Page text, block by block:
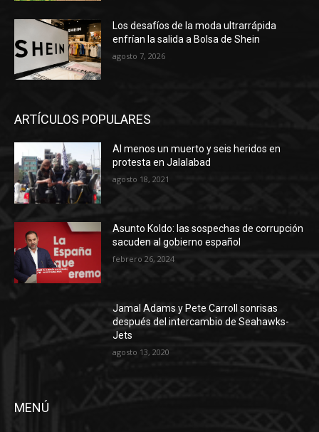
Los desafíos de la moda ultrarrápida
enfrían la salida a Bolsa de Shein
agosto 7, 2026
ARTÍCULOS POPULARES
Al menos un muerto y seis heridos en
protesta en Jalalabad
agosto 18, 2021
Asunto Koldo: las sospechas de corrupción
sacuden al gobierno español
febrero 26, 2024
Jamal Adams y Pete Carroll sonrisas
después del intercambio de Seahawks-
Jets
agosto 13, 2020
MENÚ